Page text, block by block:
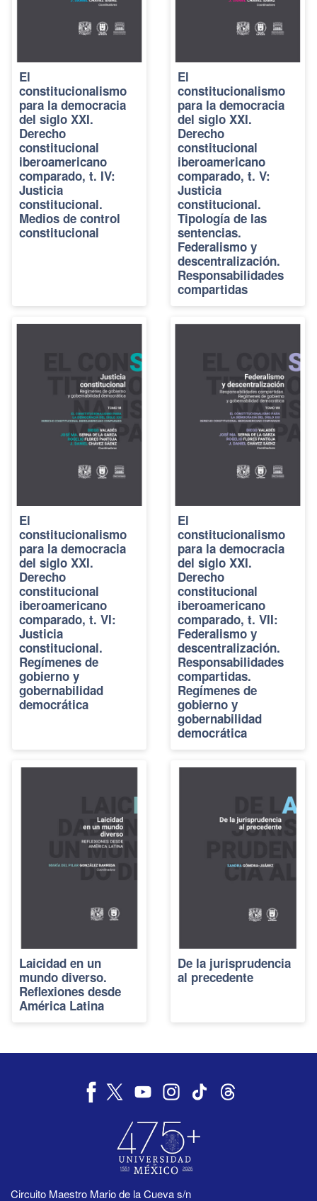
El
constitucionalismo
para la democracia
del siglo XXI.
Derecho
constitucional
iberoamericano
comparado, t. IV:
Justicia
constitucional.
Medios de control
constitucional
El
constitucionalismo
para la democracia
del siglo XXI.
Derecho
constitucional
iberoamericano
comparado, t. V:
Justicia
constitucional.
Tipología de las
sentencias.
Federalismo y
descentralización.
Responsabilidades
compartidas
El
constitucionalismo
para la democracia
del siglo XXI.
Derecho
constitucional
iberoamericano
comparado, t. VI:
Justicia
constitucional.
Regímenes de
gobierno y
gobernabilidad
democrática
El
constitucionalismo
para la democracia
del siglo XXI.
Derecho
constitucional
iberoamericano
comparado, t. VII:
Federalismo y
descentralización.
Responsabilidades
compartidas.
Regímenes de
gobierno y
gobernabilidad
democrática
Laicidad en un
mundo diverso.
Reflexiones desde
América Latina
De la jurisprudencia
al precedente
Circuito Maestro Mario de la Cueva s/n